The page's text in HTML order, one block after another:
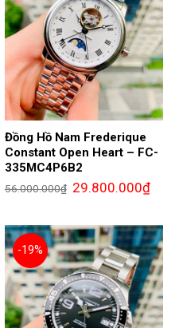
Đồng Hồ Nam Frederique
Constant Open Heart – FC-
335MC4P6B2
56.000.000₫ Giá
gốc
29.800.000₫Giá
hiện
-19%